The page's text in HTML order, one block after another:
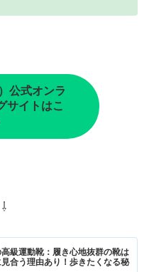
公式オンラ
サイトはこ
高級運動靴：履き心地抜群の靴は
合う理由あり！歩きたくなる秘